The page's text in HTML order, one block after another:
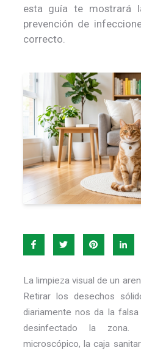
esta guía te mostrará
prevención de
correcto.
La limpieza visual de un
Retirar los desechos
diariamente nos da la
desinfectado la
microscópico, la caja